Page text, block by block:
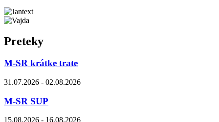
Preteky
M-SR krátke trate
31.07.2026 - 02.08.2026
M-SR SUP
15.08.2026 - 16.08.2026